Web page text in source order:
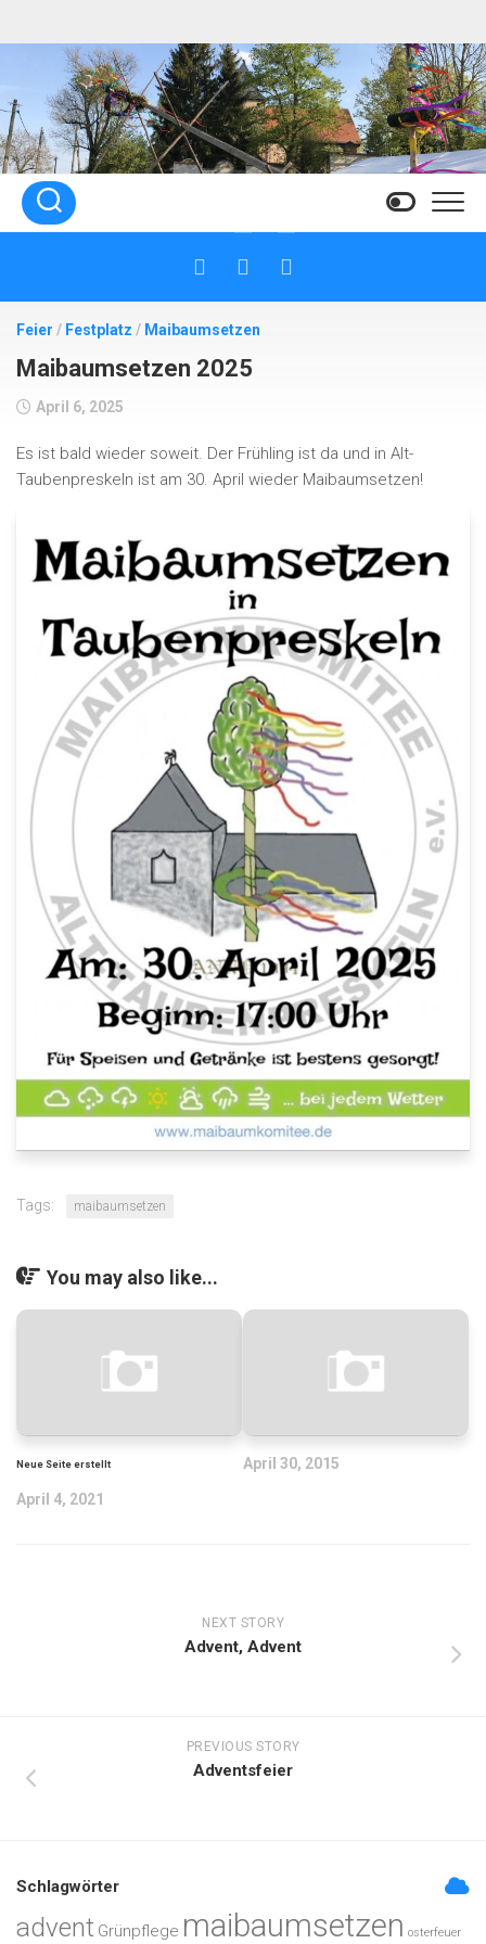
content
Feier / Festplatz / Maibaumsetzen
Maibaumsetzen 2025
April 6, 2025
Es ist bald wieder soweit. Der Frühling ist da und in Alt-
Taubenpreskeln ist am 30. April wieder Maibaumsetzen!
Tags: maibaumsetzen
You may also like...
Neue Seite erstellt
April 4, 2021
April 30, 2015
NEXT STORY
Advent, Advent
PREVIOUS STORY
Adventsfeier
Schlagwörter
advent Grünpflege maibaumsetzen osterfeuer